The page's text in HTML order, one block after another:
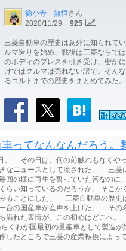
徳小寺 無恒さん
2020/11/29
925
三菱自動車の歴史は意外に知られて
ルマ造りを始め、戦後は三菱ならで
のボディのプレスを引き受け、密か
けではクルマは売れない訳で。そん
るコルトまでの歴史をまとめてみた。
ってなんなんだろう。
その日は、何の前触れもなくや
なニュースとして流された。 三菱
回の様に再生を誓っていた筈な
らい知っているのだろうか。 そこ
ることにした。 三菱自動車の歴史
台の国産車が産声を上げた。 その
溢れた表情が。この初心はどこへ
くわが国最初の量産車として製造
したところで三菱の産業転換によ